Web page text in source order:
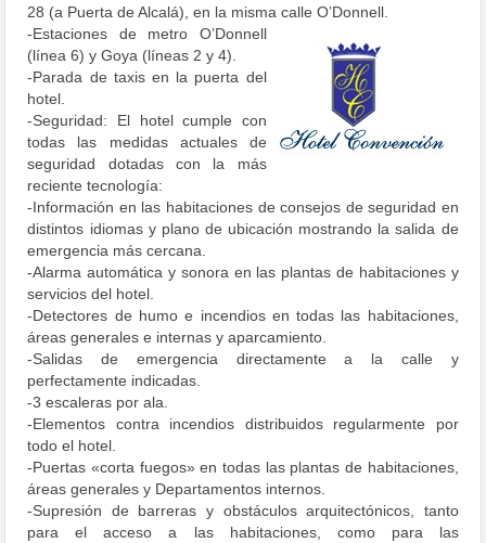
28 (a Puerta de Alcalá), en la misma calle O’Donnell.
-Estaciones de metro O’Donnell
(línea 6) y Goya (líneas 2 y 4).
-Parada de taxis en la puerta del
hotel.
-Seguridad: El hotel cumple con
todas las medidas actuales de
seguridad dotadas con la más
reciente tecnología:
-Información en las habitaciones de consejos de seguridad en
distintos idiomas y plano de ubicación mostrando la salida de
emergencia más cercana.
-Alarma automática y sonora en las plantas de habitaciones y
servicios del hotel.
-Detectores de humo e incendios en todas las habitaciones,
áreas generales e internas y aparcamiento.
-Salidas de emergencia directamente a la calle y
perfectamente indicadas.
-3 escaleras por ala.
-Elementos contra incendios distribuidos regularmente por
todo el hotel.
-Puertas «corta fuegos» en todas las plantas de habitaciones,
áreas generales y Departamentos internos.
-Supresión de barreras y obstáculos arquitectónicos, tanto
para el acceso a las habitaciones, como para las